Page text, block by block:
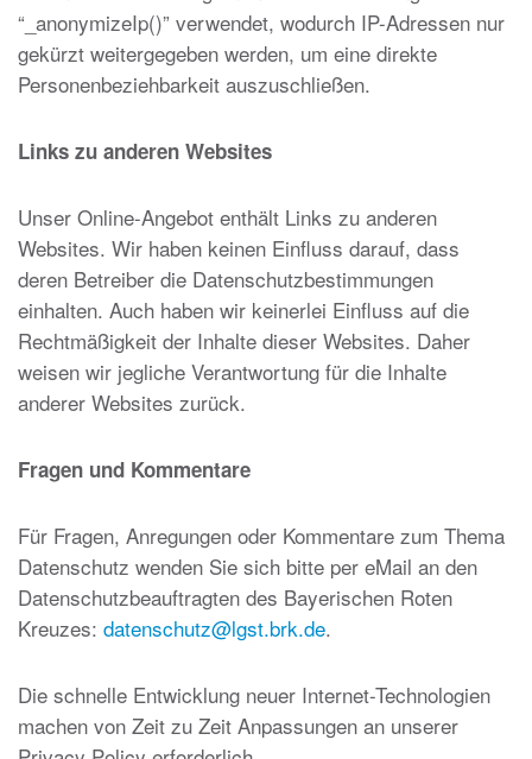
“_anonymizeIp()” verwendet, wodurch IP-Adressen nur
gekürzt weitergegeben werden, um eine direkte
Personenbeziehbarkeit auszuschließen.
Links zu anderen Websites
Unser Online-Angebot enthält Links zu anderen
Websites. Wir haben keinen Einfluss darauf, dass
deren Betreiber die Datenschutzbestimmungen
einhalten. Auch haben wir keinerlei Einfluss auf die
Rechtmäßigkeit der Inhalte dieser Websites. Daher
weisen wir jegliche Verantwortung für die Inhalte
anderer Websites zurück.
Fragen und Kommentare
Für Fragen, Anregungen oder Kommentare zum Thema
Datenschutz wenden Sie sich bitte per eMail an den
Datenschutzbeauftragten des Bayerischen Roten
Kreuzes: datenschutz@lgst.brk.de.
Die schnelle Entwicklung neuer Internet-Technologien
machen von Zeit zu Zeit Anpassungen an unserer